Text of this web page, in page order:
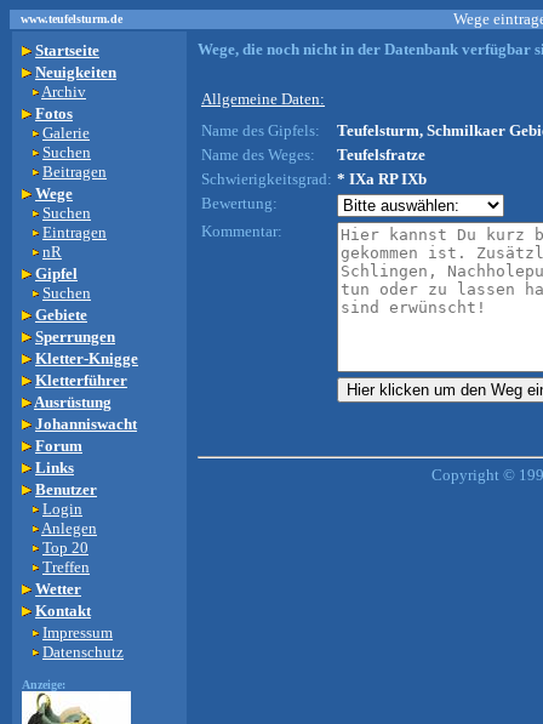
www.teufelsturm.de
Wege
Startseite
Neuigkeiten
Archiv
Fotos
Galerie
Suchen
Beitragen
Wege
Suchen
Eintragen
nR
Gipfel
Suchen
Gebiete
Sperrungen
Kletter-Knigge
Kletterführer
Ausrüstung
Johanniswacht
Forum
Links
Benutzer
Login
Anlegen
Top 20
Treffen
Wetter
Kontakt
Impressum
Datenschutz
Anzeige:
Wege, die noch nicht in der Datenbank verfügbar
Allgemeine Daten:
Name des Gipfels:
Teufelsturm, Schmilkaer
Name des Weges:
Teufelsfratze
Schwierigkeitsgrad: * IXa RP IXb
Bewertung:
Kommentar:
Copyright ©